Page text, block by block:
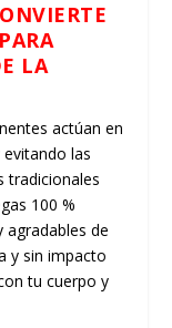
LA
actúan en
las
tradicionales
100 %
agradables de
y sin impacto
tu cuerpo y